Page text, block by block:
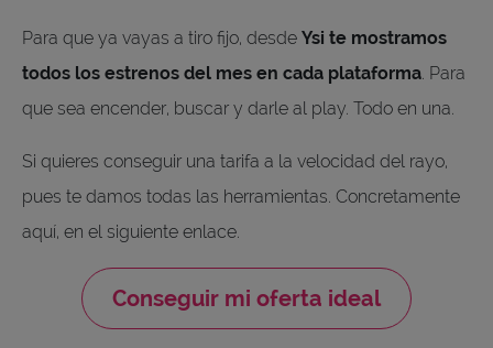
Para que ya vayas a tiro fijo, desde Ysi te mostramos
todos los estrenos del mes en cada plataforma. Para
que sea encender, buscar y darle al play. Todo en una.
Si quieres conseguir una tarifa a la velocidad del rayo,
pues te damos todas las herramientas. Concretamente
aquí, en el siguiente enlace.
Conseguir mi oferta ideal